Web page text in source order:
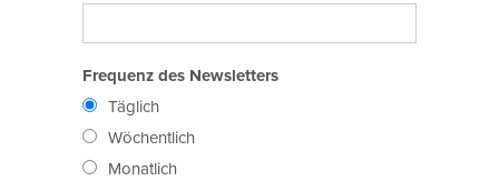
Frequenz des Newsletters
Täglich
Wöchentlich
Monatlich